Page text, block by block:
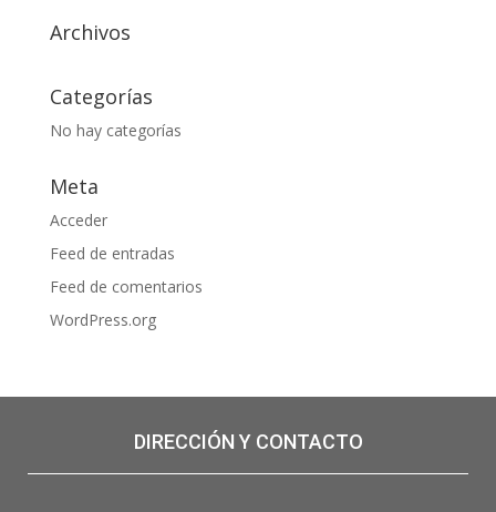
Archivos
Categorías
No hay categorías
Meta
Acceder
Feed de entradas
Feed de comentarios
WordPress.org
DIRECCIÓN Y CONTACTO